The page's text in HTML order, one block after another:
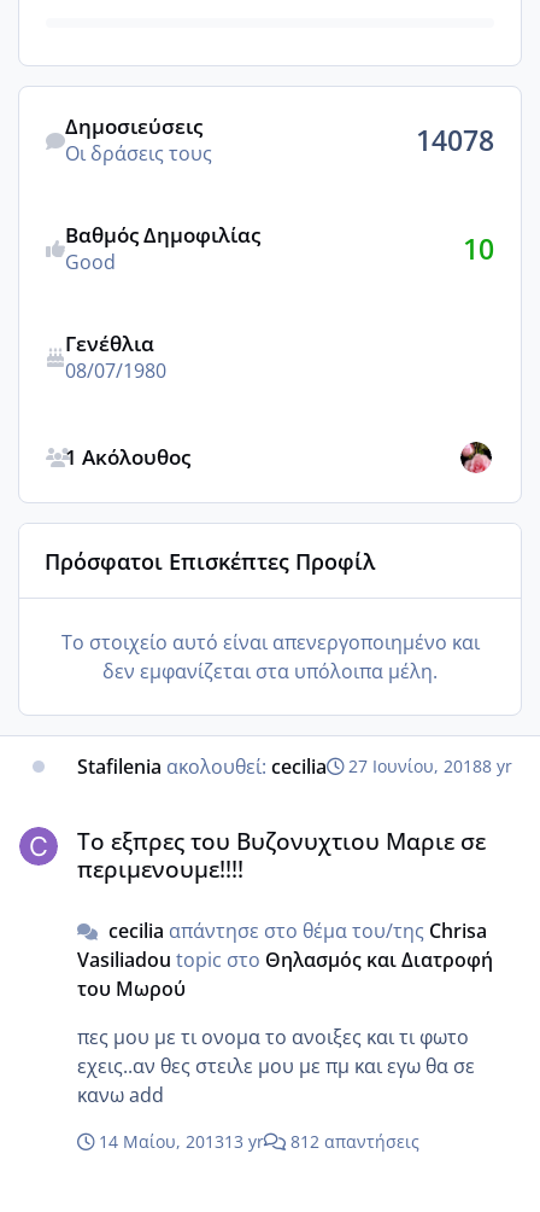
Οι δράσεις τους
Δημοσιεύσεις
Οι δράσεις τους 14078
Βαθμός Δημοφιλίας
Good 10
Γενέθλια
08/07/1980
1 Ακόλουθος
Πρόσφατοι Επισκέπτες Προφίλ
Το στοιχείο αυτό είναι απενεργοποιημένο και
δεν εμφανίζεται στα υπόλοιπα μέλη.
Stafilenia ακολουθεί: cecilia 27 Ιουνίου, 20188 yr
Το εξπρες του Βυζονυχτιου Μαριε σε
περιμενουμε!!!!
cecilia απάντησε στο θέμα του/της Chrisa
Vasiliadou topic στο Θηλασμός και Διατροφή
του Μωρού
πες μου με τι ονομα το ανοιξες και τι φωτο
εχεις..αν θες στειλε μου με πμ και εγω θα σε
κανω add
14 Μαίου, 201313 yr 812 απαντήσεις